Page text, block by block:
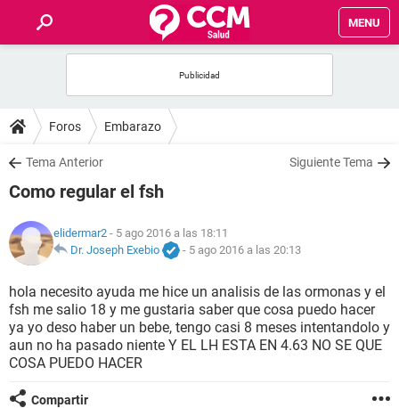
MENU
FOROS
SALUD
NUTRICIÓN
BIENESTAR
SEXUALIDAD
GLOSARIO
Foros Embarazo
Tema Anterior Siguiente Tema
Como regular el fsh
elidermar2 - 5 ago 2016 a las 18:11
Dr. Joseph Exebio
- 5 ago 2016 a las 20:13
hola necesito ayuda me hice un analisis de las ormonas y el
fsh me salio 18 y me gustaria saber que cosa puedo hacer
ya yo deso haber un bebe, tengo casi 8 meses intentandolo y
aun no ha pasado niente Y EL LH ESTA EN 4.63 NO SE QUE
COSA PUEDO HACER
Compartir